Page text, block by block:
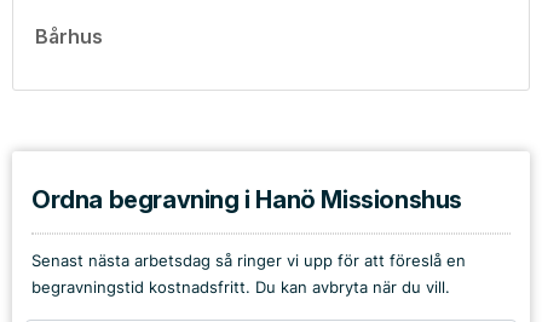
Bårhus
Ordna begravning i Hanö Missionshus
Senast nästa arbetsdag så ringer vi upp för att föreslå en
begravningstid kostnadsfritt. Du kan avbryta när du vill.